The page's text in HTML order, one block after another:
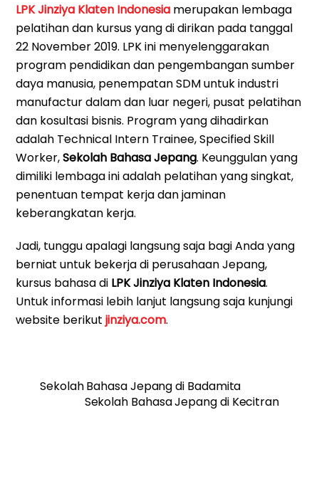
LPK Jinziya Klaten Indonesia merupakan lembaga
pelatihan dan kursus yang di dirikan pada tanggal
22 November 2019. LPK ini menyelenggarakan
program pendidikan dan pengembangan sumber
daya manusia, penempatan SDM untuk industri
manufactur dalam dan luar negeri, pusat pelatihan
dan kosultasi bisnis. Program yang dihadirkan
adalah Technical Intern Trainee, Specified Skill
Worker,Sekolah Bahasa Jepang. Keunggulan yang
dimiliki lembaga ini adalah pelatihan yang singkat,
penentuan tempat kerja dan jaminan
keberangkatan kerja.
Jadi, tunggu apalagi langsung saja bagi Anda yang
berniat untuk bekerja di perusahaan Jepang,
kursus bahasa di LPK Jinziya Klaten Indonesia.
Untuk informasi lebih lanjut langsung saja kunjungi
website berikutjinziya.com.
Sekolah Bahasa Jepang di Badamita
Sekolah Bahasa Jepang di Kecitran